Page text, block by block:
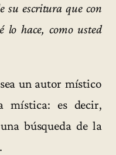
su escritura que con
lo hace, como usted
un autor místico
mística: es decir,
búsqueda de la